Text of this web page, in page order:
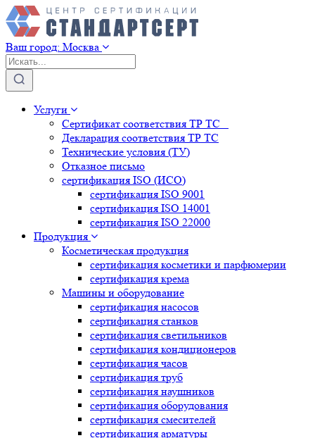
Ваш город: Москва
Услуги
Сертификат соответствия ТР ТС
Декларация соответствия ТР ТС
Технические условия (ТУ)
Отказное письмо
сертификация ISO (ИСО)
сертификация ISO 9001
сертификация ISO 14001
сертификация ISO 22000
Продукция
Косметическая продукция
сертификация косметики и парфюмерии
сертификация крема
Машины и оборудование
сертификация насосов
сертификация станков
сертификация светильников
сертификация кондиционеров
сертификация часов
сертификация труб
сертификация наушников
сертификация оборудования
сертификация смесителей
сертификация арматуры